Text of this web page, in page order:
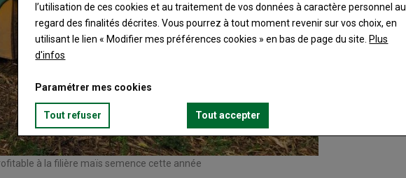
à la filière maïs semence cette année
l’utilisation de ces cookies et au traitement de vos données à caractère personnel au
regard des finalités décrites. Vous pourrez à tout moment revenir sur vos choix, en
utilisant le lien « Modifier mes préférences cookies » en bas de page du site. Plus
d'infos
Paramétrer mes cookies
Tout refuser Tout accepter